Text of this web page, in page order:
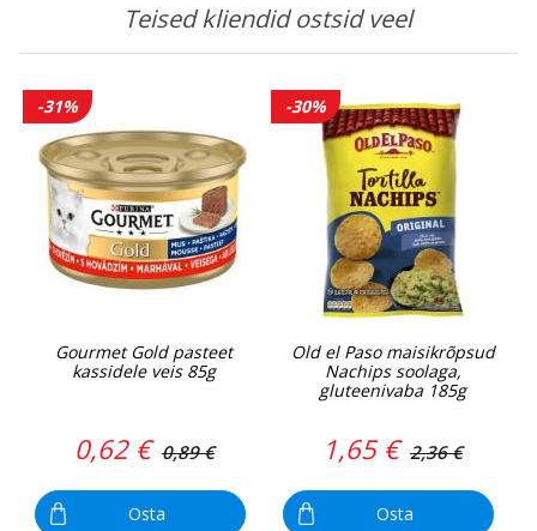
Teised kliendid ostsid veel
-31%
Gourmet Gold pasteet
kassidele veis 85g
0,62 € 0,89 €
Osta
-30%
Old el Paso maisikrõpsud
Nachips soolaga,
gluteenivaba 185g
1,65 € 2,36 €
Osta